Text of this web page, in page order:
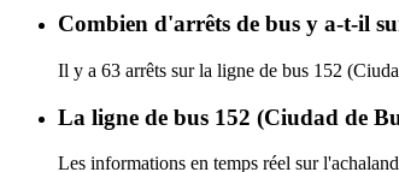
Combien d'arrêts de bus y a-t-il
Il y a 63 arrêts sur la ligne de bus 152
La ligne de bus 152 (Ciudad de
Les informations en temps réel sur